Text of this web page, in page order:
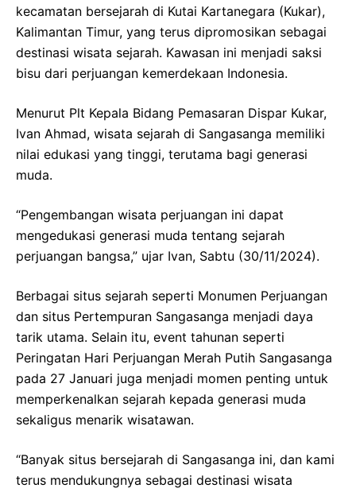
kecamatan bersejarah di Kutai Kartanegara (Kukar),
Kalimantan Timur, yang terus dipromosikan sebagai
destinasi wisata sejarah. Kawasan ini menjadi saksi
bisu dari perjuangan kemerdekaan Indonesia.
Menurut Plt Kepala Bidang Pemasaran Dispar Kukar,
Ivan Ahmad, wisata sejarah di Sangasanga memiliki
nilai edukasi yang tinggi, terutama bagi generasi
muda.
“Pengembangan wisata perjuangan ini dapat
mengedukasi generasi muda tentang sejarah
perjuangan bangsa,” ujar Ivan, Sabtu (30/11/2024).
Berbagai situs sejarah seperti Monumen Perjuangan
dan situs Pertempuran Sangasanga menjadi daya
tarik utama. Selain itu, event tahunan seperti
Peringatan Hari Perjuangan Merah Putih Sangasanga
pada 27 Januari juga menjadi momen penting untuk
memperkenalkan sejarah kepada generasi muda
sekaligus menarik wisatawan.
“Banyak situs bersejarah di Sangasanga ini, dan kami
terus mendukungnya sebagai destinasi wisata